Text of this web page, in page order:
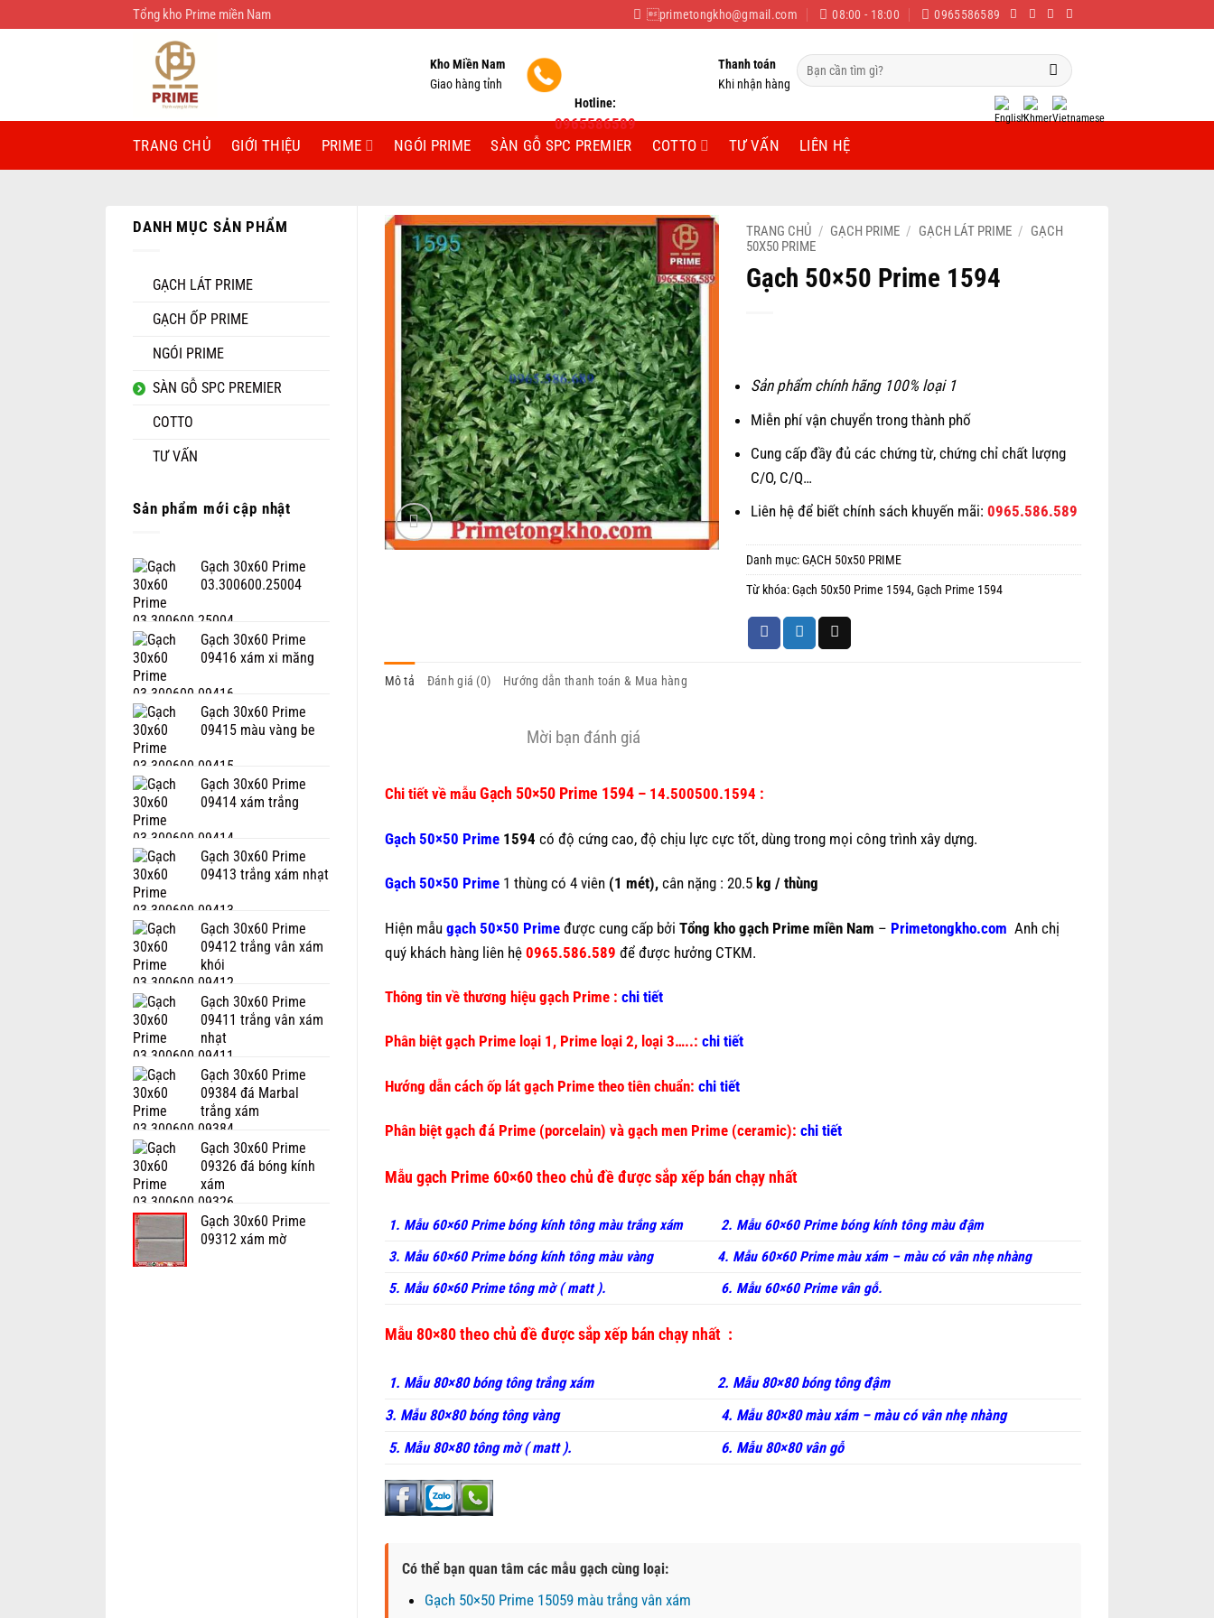
Tổng kho Prime miền Nam primetongkho@gmail.com 08:00 - 18:00 0965586589
Kho Miền Nam
Giao hàng tỉnh
Hotline:
0965586589
Thanh toán
Khi nhận hàng
Tìm
kiếm:
TRANG CHỦ GIỚI THIỆU PRIME NGÓI PRIME SÀN GỖ SPC PREMIER COTTO TƯ VẤN LIÊN HỆ
DANH MỤC SẢN PHẨM
GẠCH LÁT PRIME
GẠCH ỐP PRIME
NGÓI PRIME
SÀN GỖ SPC PREMIER
COTTO
TƯ VẤN
Sản phẩm mới cập nhật
Gạch 30x60 Prime
03.300600.25004
Gạch 30x60 Prime
09416 xám xi măng
Gạch 30x60 Prime
09415 màu vàng be
Gạch 30x60 Prime
09414 xám trắng
Gạch 30x60 Prime
09413 trắng xám nhạt
Gạch 30x60 Prime
09412 trắng vân xám
khói
Gạch 30x60 Prime
09411 trắng vân xám
nhạt
Gạch 30x60 Prime
09384 đá Marbal
trắng xám
Gạch 30x60 Prime
09326 đá bóng kính
xám
Gạch 30x60 Prime
09312 xám mờ
TRANG CHỦ / GẠCH PRIME / GẠCH LÁT PRIME / GẠCH
50X50 PRIME
Gạch 50×50 Prime 1594
Sản phẩm chính hãng 100% loại 1
Miễn phí vận chuyển trong thành phố
Cung cấp đầy đủ các chứng từ, chứng chỉ chất lượng
C/O, C/Q…
Liên hệ để biết chính sách khuyến mãi:0965.586.589
Danh mục:GẠCH 50x50 PRIME
Từ khóa:Gạch 50x50 Prime 1594,Gạch Prime 1594
Mô tả Đánh giá (0) Hướng dẫn thanh toán & Mua hàng
Mời bạn đánh giá
Chi tiết về mẫu Gạch 50×50 Prime 1594– 14.500500.1594 :
Gạch 50×50 Prime1594 có độ cứng cao, độ chịu lực cực tốt, dùng trong mọi công trình xây dựng.
Gạch 50×50 Prime 1 thùng có 4 viên (1 mét),cân nặng : 20.5kg / thùng
Hiện mẫu gạch 50×50 Prime được cung cấp bởi Tổng kho gạch Prime miền Nam – Primetongkho.com Anh chị
quý khách hàng liên hệ 0965.586.589 để được hưởng CTKM.
Thông tin về thương hiệu gạch Prime : chi tiết
Phân biệt gạch Prime loại 1, Prime loại 2, loại 3…..: chi tiết
Hướng dẫn cách ốp lát gạch Prime theo tiên chuẩn: chi tiết
Phân biệt gạch đá Prime (porcelain) và gạch men Prime (ceramic): chi tiết
Mẫu gạch Prime 60×60 theo chủ đề được sắp xếp bán chạy nhất
1. Mẫu 60×60 Prime bóng kính tông màu trắng xám
2. Mẫu 60×60 Prime bóng kính tông màu đậm
3. Mẫu 60×60 Prime bóng kính tông màu vàng
4. Mẫu 60×60 Prime màu xám – màu có vân nhẹ nhàng
5. Mẫu 60×60 Prime tông mờ ( matt ).
6. Mẫu 60×60 Prime vân gỗ.
Mẫu 80×80 theo chủ đề được sắp xếp bán chạy nhất :
1. Mẫu 80×80 bóng tông trắng xám
2. Mẫu 80×80 bóng tông đậm
3. Mẫu 80×80 bóng tông vàng
4. Mẫu 80×80 màu xám – màu có vân nhẹ nhàng
5. Mẫu 80×80 tông mờ ( matt ).
6. Mẫu 80×80 vân gỗ
Có thể bạn quan tâm các mẫu gạch cùng loại:
Gạch 50×50 Prime 15059 màu trắng vân xám